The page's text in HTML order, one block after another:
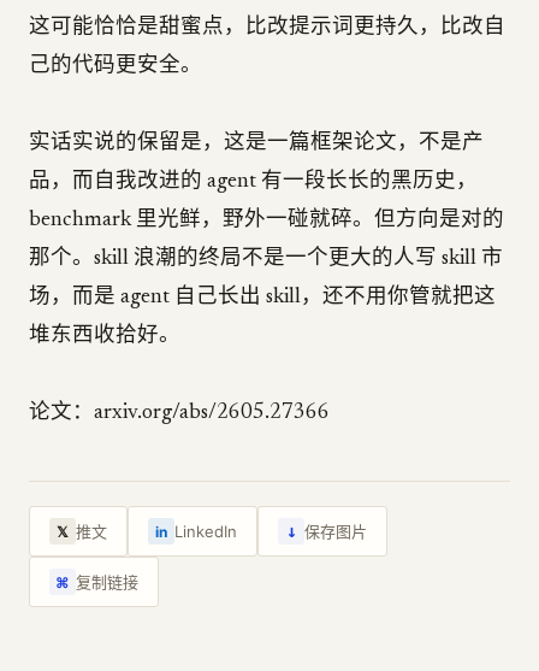
这可能恰恰是甜蜜点，比改提示词更持久，比改自
己的代码更安全。
实话实说的保留是，这是一篇框架论文，不是产
品，而自我改进的 agent 有一段长长的黑历史，
benchmark 里光鲜，野外一碰就碎。但方向是对的
那个。skill 浪潮的终局不是一个更大的人写 skill 市
场，而是 agent 自己长出 skill，还不用你管就把这
堆东西收拾好。
论文：arxiv.org/abs/2605.27366
𝕏 推文 in LinkedIn ↓ 保存图片
⌘ 复制链接